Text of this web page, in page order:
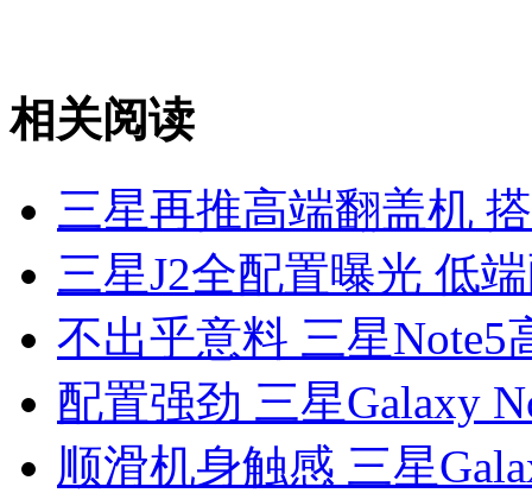
相关阅读
三星再推高端翻盖机
三星J2全配置曝光 低
不出乎意料 三星Note5
配置强劲 三星Galaxy
顺滑机身触感 三星